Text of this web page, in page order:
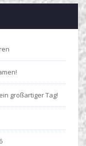
großartiger Tag!